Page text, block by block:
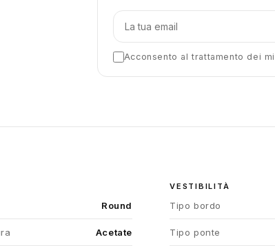
Acconsento al trattamento dei
Round
Acetate
VESTIBILITÀ
Tipo bordo
Tipo ponte